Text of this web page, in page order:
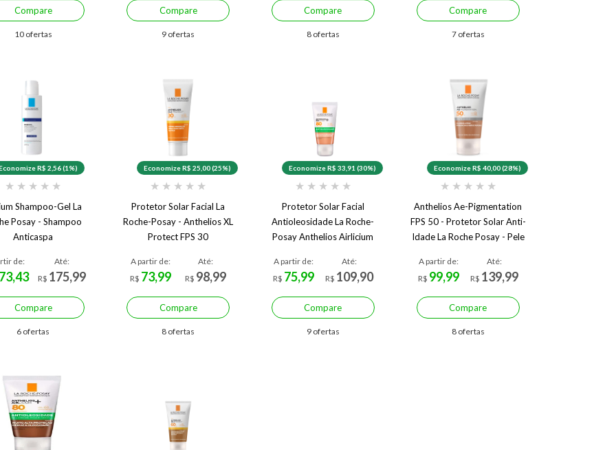
Compare
10 ofertas
Compare
9 ofertas
Compare
8 ofertas
Compare
7 ofertas
R$ 2,56 (1%)
★ ★ ★ ★ ★
Shampoo-Gel La
Posay - Shampoo
Anticaspa
de:
Até:
R$ 175,99
Compare
6 ofertas
Economize R$ 25,00 (25%)
★ ★ ★ ★ ★
Protetor Solar Facial La
Roche-Posay - Anthelios XL
Protect FPS 30
A partir de:
R$ 73,99
Até:
R$ 98,99
Compare
8 ofertas
Economize R$ 33,91 (30%)
★ ★ ★ ★ ★
Protetor Solar Facial
Antioleosidade La Roche-
Posay Anthelios Airlicium
A partir de:
R$ 75,99
Até:
R$ 109,90
Compare
9 ofertas
Economize R$ 40,00 (28%)
★ ★ ★ ★ ★
Anthelios Ae-Pigmentation
FPS 50 - Protetor Solar Anti-
Idade La Roche Posay - Pele
A partir de:
R$ 99,99
Até:
R$ 139,99
Compare
8 ofertas